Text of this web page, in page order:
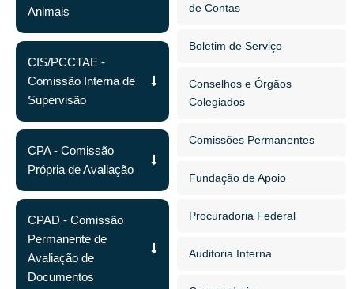
Animais
CIS/PCCTAE -
Comissão Interna de
Supervisão
CPA - Comissão
Própria de Avaliação
CPAD - Comissão
Permanente de
Avaliação de
Documentos
de Contas
Boletim de Serviço
Conselhos e Órgãos
Colegiados
Comissões Permanentes
Fundação de Apoio
Procuradoria Federal
Auditoria Interna